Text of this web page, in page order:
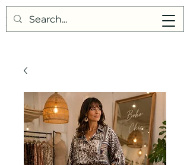
Points de Suture